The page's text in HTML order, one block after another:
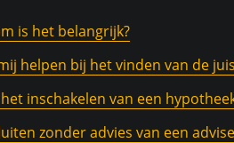
is het belangrijk?
helpen bij het vinden van de
inschakelen van een
zonder advies van een